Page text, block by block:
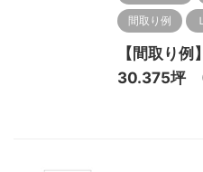
間取り例
【間取り
30.375坪